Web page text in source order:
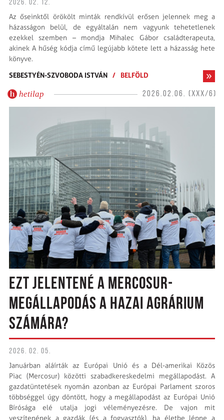
2026. 02. 12.
Az őseinktől örökölt minták rendkívül erősen jelennek meg a
házasságon belül, de egyáltalán nem vagyunk tehetetlenek
ezekkel szemben – mondja Mihalec Gábor családterapeuta,
akinek A hűség kódja című legújabb kötete lett a házasság hete
könyve.
SEBESTYÉN-SZVOBODA ISTVÁN / BELFÖLD
hetilap 2026.02.06. (XXX/6)
EZT JELENTENÉ A MERCOSUR-
MEGÁLLAPODÁS A HAZAI AGRÁRIUM
SZÁMÁRA?
2026. 02. 05.
Januárban aláírták az Európai Unió és a Dél-amerikai Közös
Piac (Mercosur) közötti szabadkereskedelmi megállapodást. A
gazdatüntetések nyomán azonban az Európai Parlament szoros
többséggel úgy döntött, hogy a megállapodást az Európai Unió
Bírósága elé utalja jogi véleményezésre. De vajon mit
veszítenének a gazdák (és a fogyasztók), ha életbe lépne a